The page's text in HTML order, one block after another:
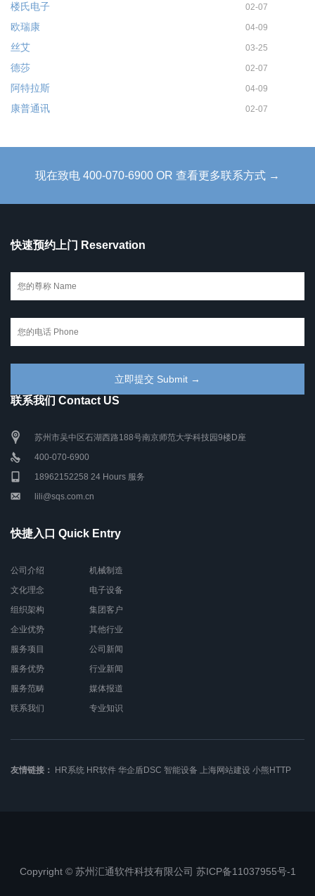
楼氏电子 02-07
欧瑞康 04-09
丝艾 03-25
德莎 02-07
阿特拉斯 04-09
康普通讯 02-07
现在致电 400-070-6900 OR 查看更多联系方式 →
快速预约上门 Reservation
联系我们 Contact US
苏州市吴中区石湖西路188号南京师范大学科技园9楼D座
400-070-6900
18962152258 24 Hours 服务
lili@sqs.com.cn
快捷入口 Quick Entry
公司介绍
文化理念
组织架构
企业优势
服务项目
服务优势
服务范畴
联系我们
机械制造
电子设备
集团客户
其他行业
公司新闻
行业新闻
媒体报道
专业知识
友情链接： HR系统 HR软件 华企盾DSC 智能设备 上海网站建设 小熊HTTP
Copyright © 苏州汇通软件科技有限公司 苏ICP备11037955号-1